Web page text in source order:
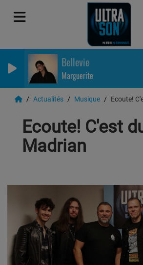
Bellevie
Marguerite
Actualités Musique Ecoute!
Ecoute! C'est
Madrian